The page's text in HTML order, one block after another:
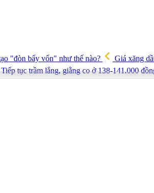
"đòn bẩy vốn" như thế nào?
Giá xăng
tục trầm lắng, giằng co ở 138-141.000